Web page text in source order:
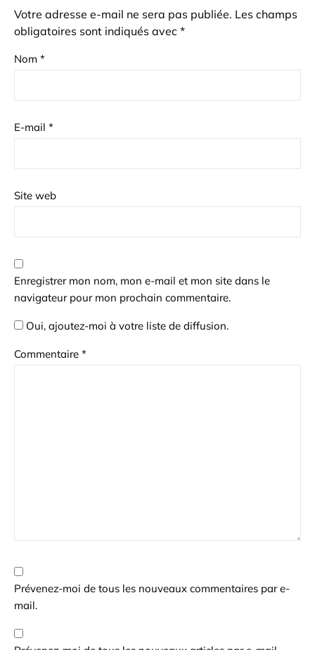
Votre adresse e-mail ne sera pas publiée. Les champs
obligatoires sont indiqués avec *
Nom *
E-mail *
Site web
Enregistrer mon nom, mon e-mail et mon site dans le
navigateur pour mon prochain commentaire.
Oui, ajoutez-moi à votre liste de diffusion.
Commentaire *
Prévenez-moi de tous les nouveaux commentaires par e-
mail.